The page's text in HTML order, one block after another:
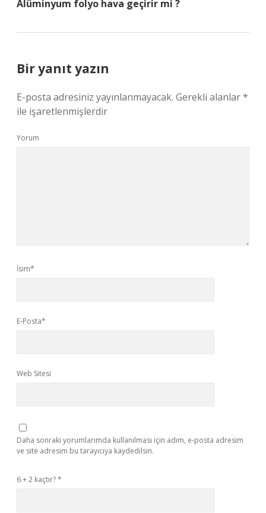
Alüminyum folyo hava geçirir mi ?
Bir yanıt yazın
E-posta adresiniz yayınlanmayacak. Gerekli alanlar*
ile işaretlenmişlerdir
Yorum
İsim*
E-Posta*
Web Sitesi
Daha sonraki yorumlarımda kullanılması için adım, e-posta adresim
ve site adresim bu tarayıcıya kaydedilsin.
6 + 2 kaçtır?*